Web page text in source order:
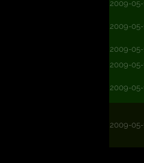
2009-05-
2009-05-
2009-05-
2009-05-
2009-05-
2009-05-